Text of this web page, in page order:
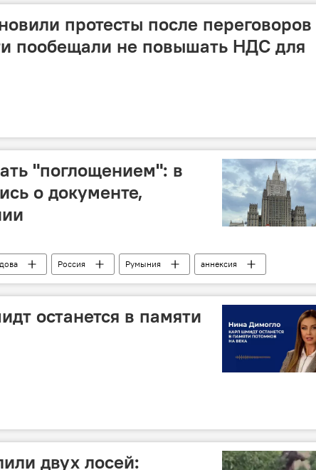
протесты после переговоров
пообещали не повышать НДС для
"поглощением": в
о документе,
Россия Румыния аннексия
останется в памяти
двух лосей: